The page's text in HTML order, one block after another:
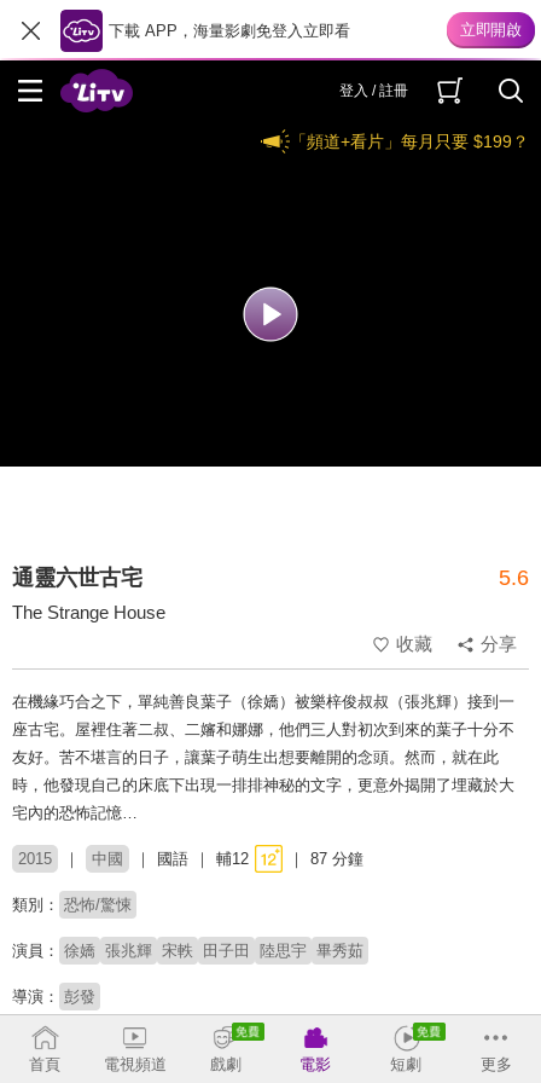
下載 APP，海量影劇免登入立即看
登入 / 註冊
「頻道+看片」每月只要 $199？
通靈六世古宅 5.6
The Strange House
收藏
分享
在機緣巧合之下，單純善良葉子（徐嬌）被樂梓俊叔叔（張兆輝）接到一
座古宅。屋裡住著二叔、二嬸和娜娜，他們三人對初次到來的葉子十分不
友好。苦不堪言的日子，讓葉子萌生出想要離開的念頭。然而，就在此
時，他發現自己的床底下出現一排排神秘的文字，更意外揭開了埋藏於大
宅內的恐怖記憶…
2015 中國 國語 輔12 87 分鐘
類別： 恐怖/驚悚
演員： 徐嬌 張兆輝 宋軼 田子田 陸思宇 畢秀茹
導演： 彭發
首頁 電視頻道 戲劇 電影 短劇 更多